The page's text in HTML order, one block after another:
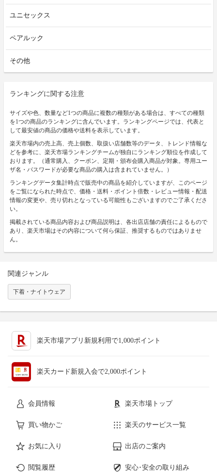
ユニセックス
ペアルック
その他
ランキングに関する注意
サイズや色、数量など1つの商品に複数の種類がある場合は、すべての種類
を1つの商品のランキングに含んでいます。ランキングページでは、代表と
して最安値の商品の価格や送料を表示しています。
楽天市場内の売上高、売上個数、取扱い店舗数等のデータ、トレンド情報な
どを参考に、楽天市場ランキングチームが独自にランキング順位を作成して
おります。（通常購入、クーポン、定期・頒布会購入商品が対象。専用ユー
ザ名・パスワードが必要な商品の購入は含まれていません。）
ランキングデータ集計時点で販売中の商品を紹介していますが、このページ
をご覧になられた時点で、価格・送料・ポイント倍数・レビュー情報・配送
情報の変更や、売り切れとなっている可能性もございますのでご了承くださ
い。
掲載されている商品内容および商品説明は、各出店店舗の責任によるもので
あり、楽天市場はその内容について何ら保証、推奨するものではありませ
ん。
関連ジャンル
下着・ナイトウェア
楽天市場アプリ新規利用で1,000ポイント
楽天カード新規入会で2,000ポイント
会員情報 楽天市場トップ
買い物かご 楽天のサービス一覧
お気に入り 出店のご案内
閲覧履歴 安心･安全の取り組み